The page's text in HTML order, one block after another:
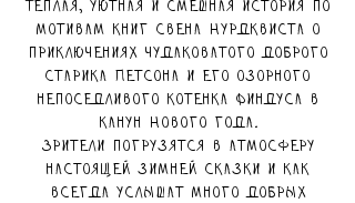
Теплая, уютная и смешная история по
мотивам книг Свена Нурдквиста о
приключениях чудаковатого доброго
старика Петсона и его озорного
непоседливого котенка Финдуса в
канун Нового года.
Зрители погрузятся в атмосферу
настоящей зимней сказки и как
всегда услышат много добрых